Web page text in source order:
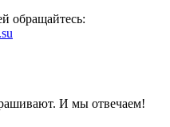
обращайтесь:
И мы отвечаем!